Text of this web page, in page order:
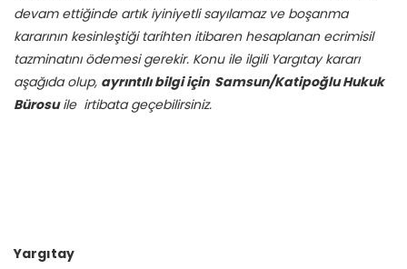
devam ettiğinde artık iyiniyetli sayılamaz ve boşanma
kararının kesinleştiği tarihten itibaren hesaplanan ecrimisil
tazminatını ödemesi gerekir. Konu ile ilgili Yargıtay kararı
aşağıda olup, ayrıntılı bilgi için Samsun/Katipoğlu Hukuk
Bürosuile irtibata geçebilirsiniz.
Yargıtay